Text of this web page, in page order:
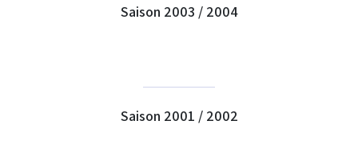
Saison 2003 / 2004
Saison 2001 / 2002